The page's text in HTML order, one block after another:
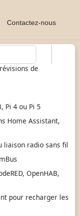
Contactez-nous
de
Pi 4 ou Pi 5
Home Assistant,
liaison radio sans fil
OpenHAB,
pour recharger les